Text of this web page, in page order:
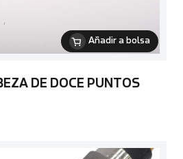
Añadir a bolsa
DE DOCE PUNTOS